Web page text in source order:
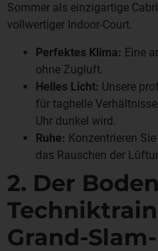
Sommer als einzigartige
vollwertiger Indoor-Court.
Perfektes Klima: Eine
ohne Zugluft.
Helles Licht: Unsere
für taghelle
Uhr dunkel wird.
Ruhe: Konzentrieren
das Rauschen der
2. Der
Grand-